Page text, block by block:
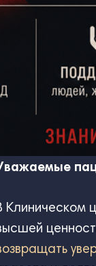
Клиническом